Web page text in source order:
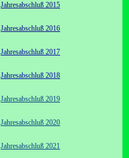
Jahresabschluß 2015
Jahresabschluß 2016
Jahresabschluß 2017
Jahresabschluß 2018
Jahresabschluß 2019
Jahresabschluß 2020
Jahresabschluß 2021